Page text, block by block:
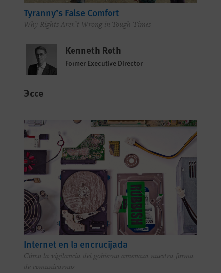
Tyranny’s False Comfort
Why Rights Aren’t Wrong in Tough Times
Kenneth Roth
Former Executive Director
Эссе
Internet en la encrucijada
Cómo la vigilancia del gobierno amenaza nuestra forma
de comunicarnos